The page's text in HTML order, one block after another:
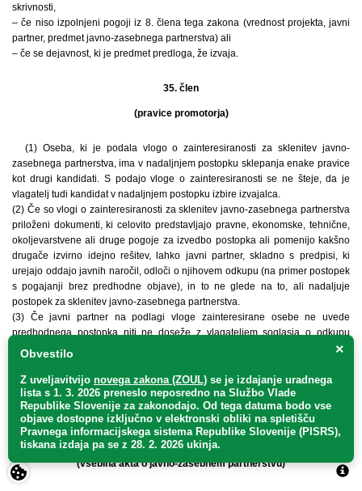
skrivnosti,
– če niso izpolnjeni pogoji iz 8. člena tega zakona (vrednost projekta, javni
partner, predmet javno-zasebnega partnerstva) ali
– če se dejavnost, ki je predmet predloga, že izvaja.
35. člen
(pravice promotorja)
(1) Oseba, ki je podala vlogo o zainteresiranosti za sklenitev javno-
zasebnega partnerstva, ima v nadaljnjem postopku sklepanja enake pravice
kot drugi kandidati. S podajo vloge o zainteresiranosti se ne šteje, da je
vlagatelj tudi kandidat v nadaljnjem postopku izbire izvajalca.
(2) Če so vlogi o zainteresiranosti za sklenitev javno-zasebnega partnerstva
priloženi dokumenti, ki celovito predstavljajo pravne, ekonomske, tehnične,
okoljevarstvene ali druge pogoje za izvedbo postopka ali pomenijo kakšno
drugače izvirno idejno rešitev, lahko javni partner, skladno s predpisi, ki
urejajo oddajo javnih naročil, odloči o njihovem odkupu (na primer postopek
s pogajanji brez predhodne objave), in to ne glede na to, ali nadaljuje
postopek za sklenitev javno-zasebnega partnerstva.
(3) Če javni partner na podlagi vloge zainteresirane osebe ne uvede
predhodnega postopka niti ne doseže z vlagateljem soglasja o odkupu
dokumentov, mu je dolžan dokumente vrniti. V tem primeru ohrani promotor
javno-zasebnega partnerstva.
2. AKT O JAVNO-ZASEBNEM PARTNERSTVU
36. člen
(vsebina akta o javno-zasebnem partnerstvu)
×
Obvestilo
Z uveljavitvijo novega zakona (ZOUL) se je izdajanje uradnega
lista s 1. 3. 2026 preneslo neposredno na Službo Vlade
Republike Slovenije za zakonodajo. Od tega datuma bodo vse
objave dostopne izključno v elektronski obliki na spletišču
Pravnega informacijskega sistema Republike Slovenije (PISRS),
tiskana izdaja pa se z 28. 2. 2026 ukinja.